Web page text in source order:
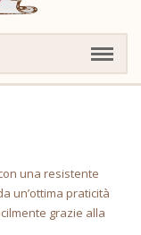
una resistente
un’ottima praticità
grazie alla